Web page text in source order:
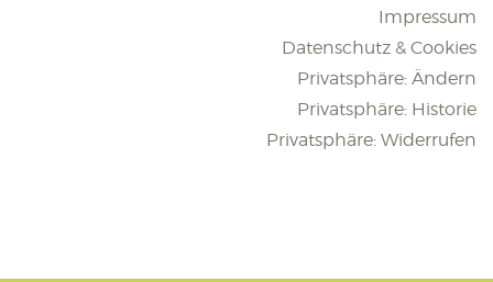
Impressum
Datenschutz & Cookies
Privatsphäre: Ändern
Privatsphäre: Historie
Privatsphäre: Widerrufen